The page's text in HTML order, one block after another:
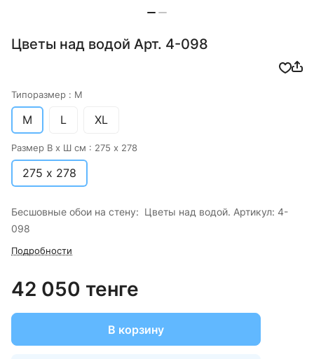
Цветы над водой Арт. 4-098
Типоразмер : M
M L XL
Размер В х Ш см : 275 х 278
275 х 278
Бесшовные обои на стену: Цветы над водой. Артикул: 4-
098
Подробности
42 050 тенге
В корзину